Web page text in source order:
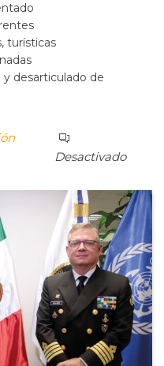
turísticas
desarticulado de
Desactivado